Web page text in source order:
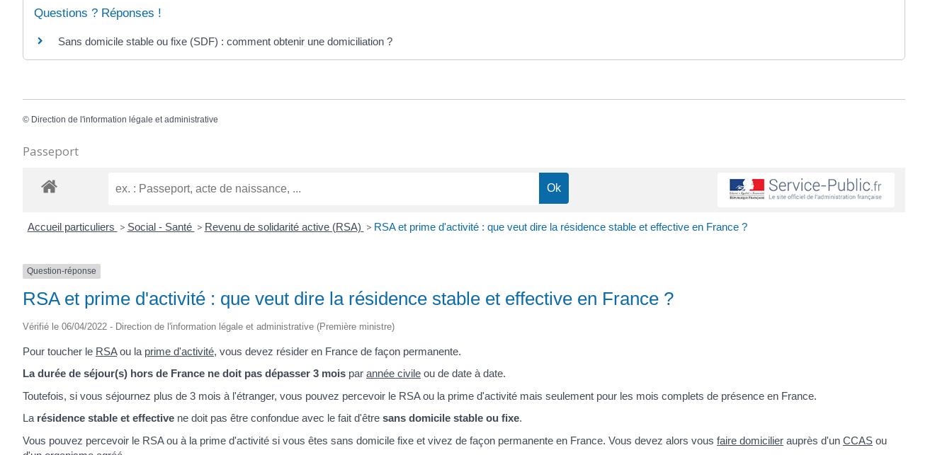
Questions ? Réponses !
Sans domicile stable ou fixe (SDF) : comment obtenir une domiciliation ?
© Direction de l'information légale et administrative
Passeport
Accueil particuliers > Social - Santé > Revenu de solidarité active (RSA) > RSA et prime d'activité : que veut dire la résidence stable et effective en France ?
Question-réponse
RSA et prime d'activité : que veut dire la résidence stable et effective en France ?
Vérifié le 06/04/2022 - Direction de l'information légale et administrative (Première ministre)
Pour toucher le RSAou la prime d'activité, vous devez résider en France de façon permanente.
La durée de séjour(s) hors de France ne doit pas dépasser 3 mois par année civile ou de date à date.
Toutefois, si vous séjournez plus de 3 mois à l'étranger, vous pouvez percevoir le RSA ou la prime d'activité mais seulement pour les mois complets de présence en France.
La résidence stable et effective ne doit pas être confondue avec le fait d'être sans domicile stable ou fixe.
Vous pouvez percevoir le RSA ou à la prime d'activité si vous êtes sans domicile fixe et vivez de façon permanente en France. Vous devez alors vous faire domicilier auprès d'un CCAS ou